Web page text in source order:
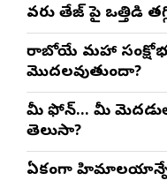
వరుణ్ తేజ్‌ పై ఒత్తిడి
రాబోయే మహా
మొదలవుతుందా?
మీ ఫోన్… మీ
తెలుసా?
ఏకంగా హిమాలయాన్నే